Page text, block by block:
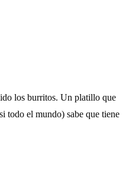
los burritos. Un platillo que
todo el mundo) sabe que tiene